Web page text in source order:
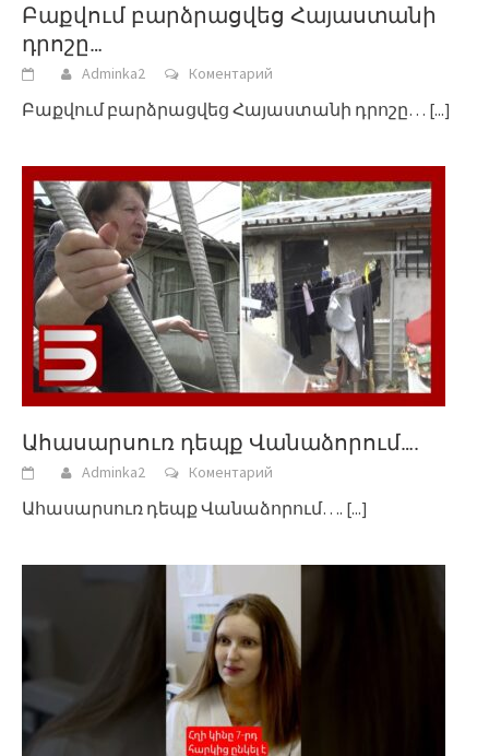
Բաքվում բարձրացվեց Հայաստանի
դրոշը…
Adminka2 Коментарий
Բաքվում բարձրացվեց Հայաստանի դրոշը… [...]
Ահասարսուռ դեպք Վանաձորում….
Adminka2 Коментарий
Ահասարսուռ դեպք Վանաձորում…. [...]